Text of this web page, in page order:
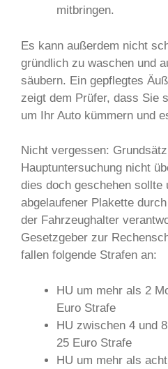
mitbringen.
Es kann außerdem nicht
gründlich zu waschen und
säubern. Ein gepflegtes
zeigt dem Prüfer, dass Sie
um Ihr Auto kümmern und
Nicht vergessen:
Hauptuntersuchung nicht
dies doch geschehen sollte
abgelaufener Plakette
der Fahrzeughalter
Gesetzgeber zur
fallen folgende Strafen an:
HU um mehr als 2
Euro Strafe
HU zwischen 4 und
25 Euro Strafe
HU um mehr als